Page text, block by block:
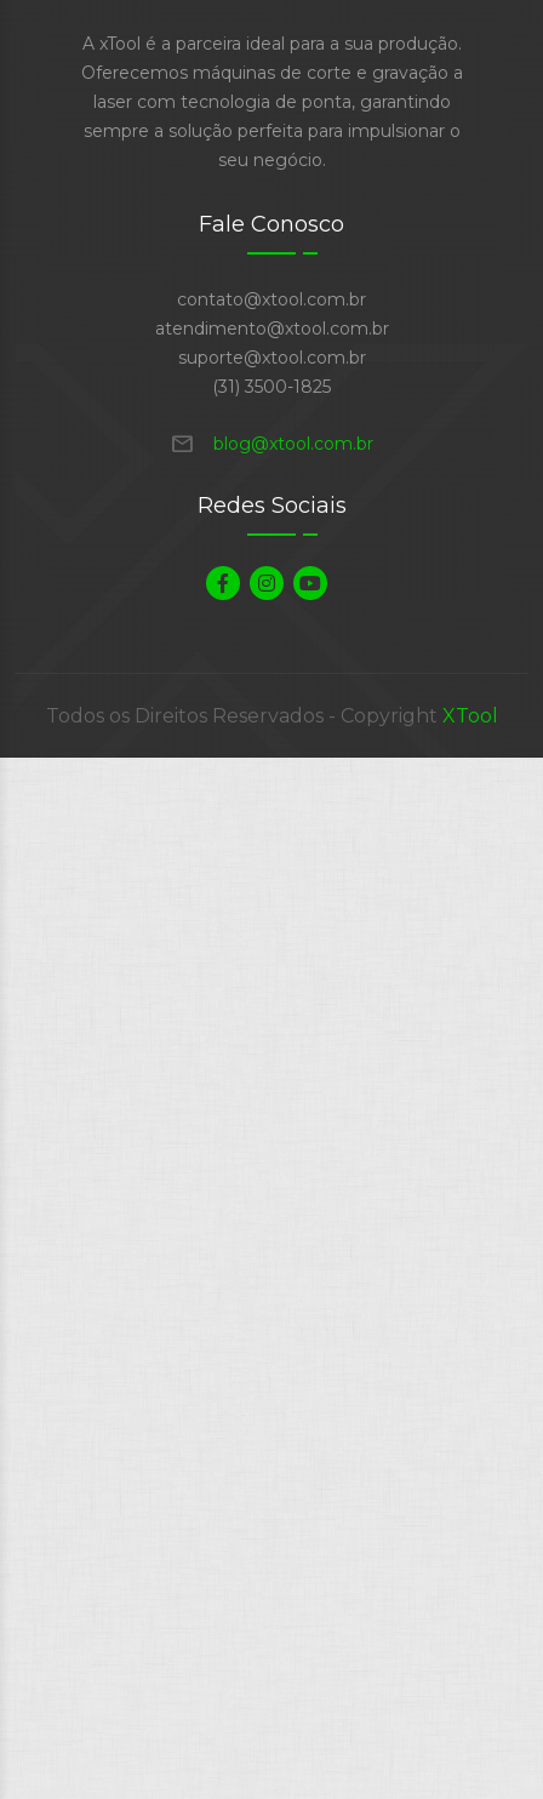
A xTool é a parceira ideal para a sua produção.
Oferecemos máquinas de corte e gravação a
laser com tecnologia de ponta, garantindo
sempre a solução perfeita para impulsionar o
seu negócio.
Fale Conosco
contato@xtool.com.br
atendimento@xtool.com.br
suporte@xtool.com.br
(31) 3500-1825
mail blog@xtool.com.br
Redes Sociais
Todos os Direitos Reservados - Copyright XTool